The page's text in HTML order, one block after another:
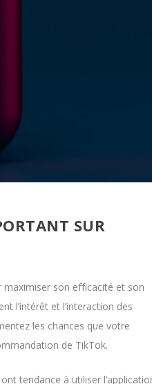
SUR
son efficacité et son
l’intérêt et l’interaction des
les chances que votre
de TikTok.
tendance à utiliser